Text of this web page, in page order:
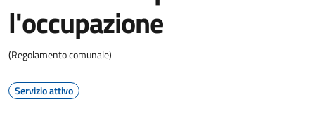
l'occupazione
(Regolamento comunale)
Servizio attivo